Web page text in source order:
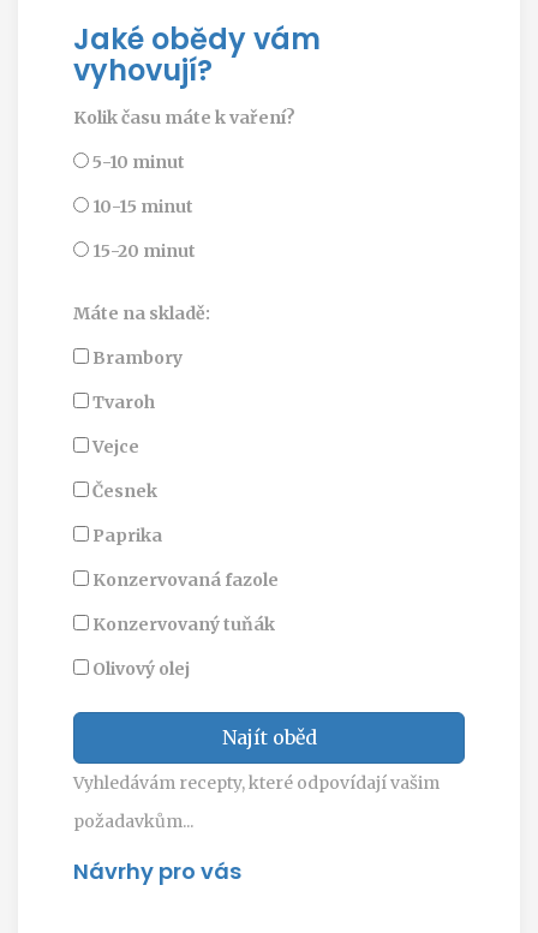
Jaké obědy vám
vyhovují?
Kolik času máte k vaření?
5-10 minut
10-15 minut
15-20 minut
Máte na skladě:
Brambory
Tvaroh
Vejce
Česnek
Paprika
Konzervovaná fazole
Konzervovaný tuňák
Olivový olej
Najít oběd
Vyhledávám recepty, které odpovídají vašim
požadavkům...
Návrhy pro vás